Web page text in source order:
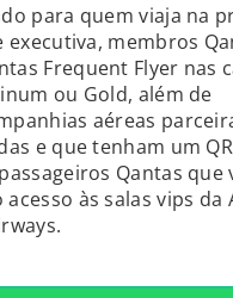
para quem viaja na
executiva, membros
Frequent Flyer nas
ou Gold, além de
aéreas
e que tenham um
Qantas que
às salas vips da